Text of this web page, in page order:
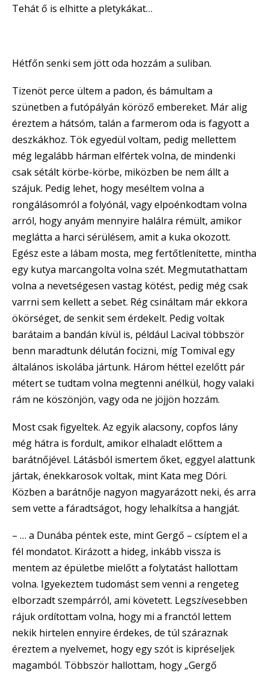
Tehát ő is elhitte a pletykákat…
Hétfőn senki sem jött oda hozzám a suliban.
Tizenöt perce ültem a padon, és bámultam a
szünetben a futópályán köröző embereket. Már alig
éreztem a hátsóm, talán a farmerom oda is fagyott a
deszkákhoz. Tök egyedül voltam, pedig mellettem
még legalább hárman elfértek volna, de mindenki
csak sétált körbe-körbe, miközben be nem állt a
szájuk. Pedig lehet, hogy meséltem volna a
rongálásomról a folyónál, vagy elpoénkodtam volna
arról, hogy anyám mennyire halálra rémült, amikor
meglátta a harci sérülésem, amit a kuka okozott.
Egész este a lábam mosta, meg fertőtlenítette, mintha
egy kutya marcangolta volna szét. Megmutathattam
volna a nevetségesen vastag kötést, pedig még csak
varrni sem kellett a sebet. Rég csináltam már ekkora
ökörséget, de senkit sem érdekelt. Pedig voltak
barátaim a bandán kívül is, például Lacival többször
benn maradtunk délután focizni, míg Tomival egy
általános iskolába jártunk. Három héttel ezelőtt pár
métert se tudtam volna megtenni anélkül, hogy valaki
rám ne köszönjön, vagy oda ne jöjjön hozzám.
Most csak figyeltek. Az egyik alacsony, copfos lány
még hátra is fordult, amikor elhaladt előttem a
barátnőjével. Látásból ismertem őket, eggyel alattunk
jártak, énekkarosok voltak, mint Kata meg Dóri.
Közben a barátnője nagyon magyarázott neki, és arra
sem vette a fáradtságot, hogy lehalkítsa a hangját.
– … a Dunába péntek este, mint Gergő – csíptem el a
fél mondatot. Kirázott a hideg, inkább vissza is
mentem az épületbe mielőtt a folytatást hallottam
volna. Igyekeztem tudomást sem venni a rengeteg
elborzadt szempárról, ami követett. Legszívesebben
rájuk ordítottam volna, hogy mi a franctól lettem
nekik hirtelen ennyire érdekes, de túl száraznak
éreztem a nyelvemet, hogy egy szót is kipréseljek
magamból. Többször hallottam, hogy „Gergő